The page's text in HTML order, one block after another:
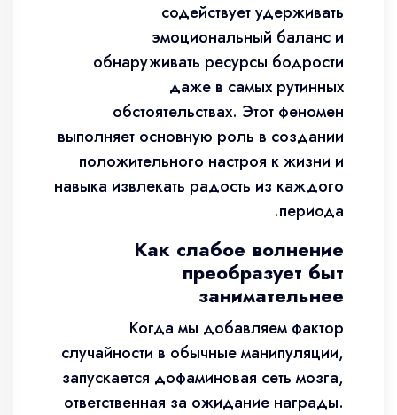
содействует удерживать
эмоциональный баланс и
обнаруживать ресурсы бодрости
даже в самых рутинных
обстоятельствах. Этот феномен
выполняет основную роль в создании
положительного настроя к жизни и
навыка извлекать радость из каждого
периода.
Как слабое волнение
преобразует быт
занимательнее
Когда мы добавляем фактор
случайности в обычные манипуляции,
запускается дофаминовая сеть мозга,
ответственная за ожидание награды.